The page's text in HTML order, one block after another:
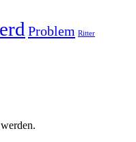
Problem Ritter